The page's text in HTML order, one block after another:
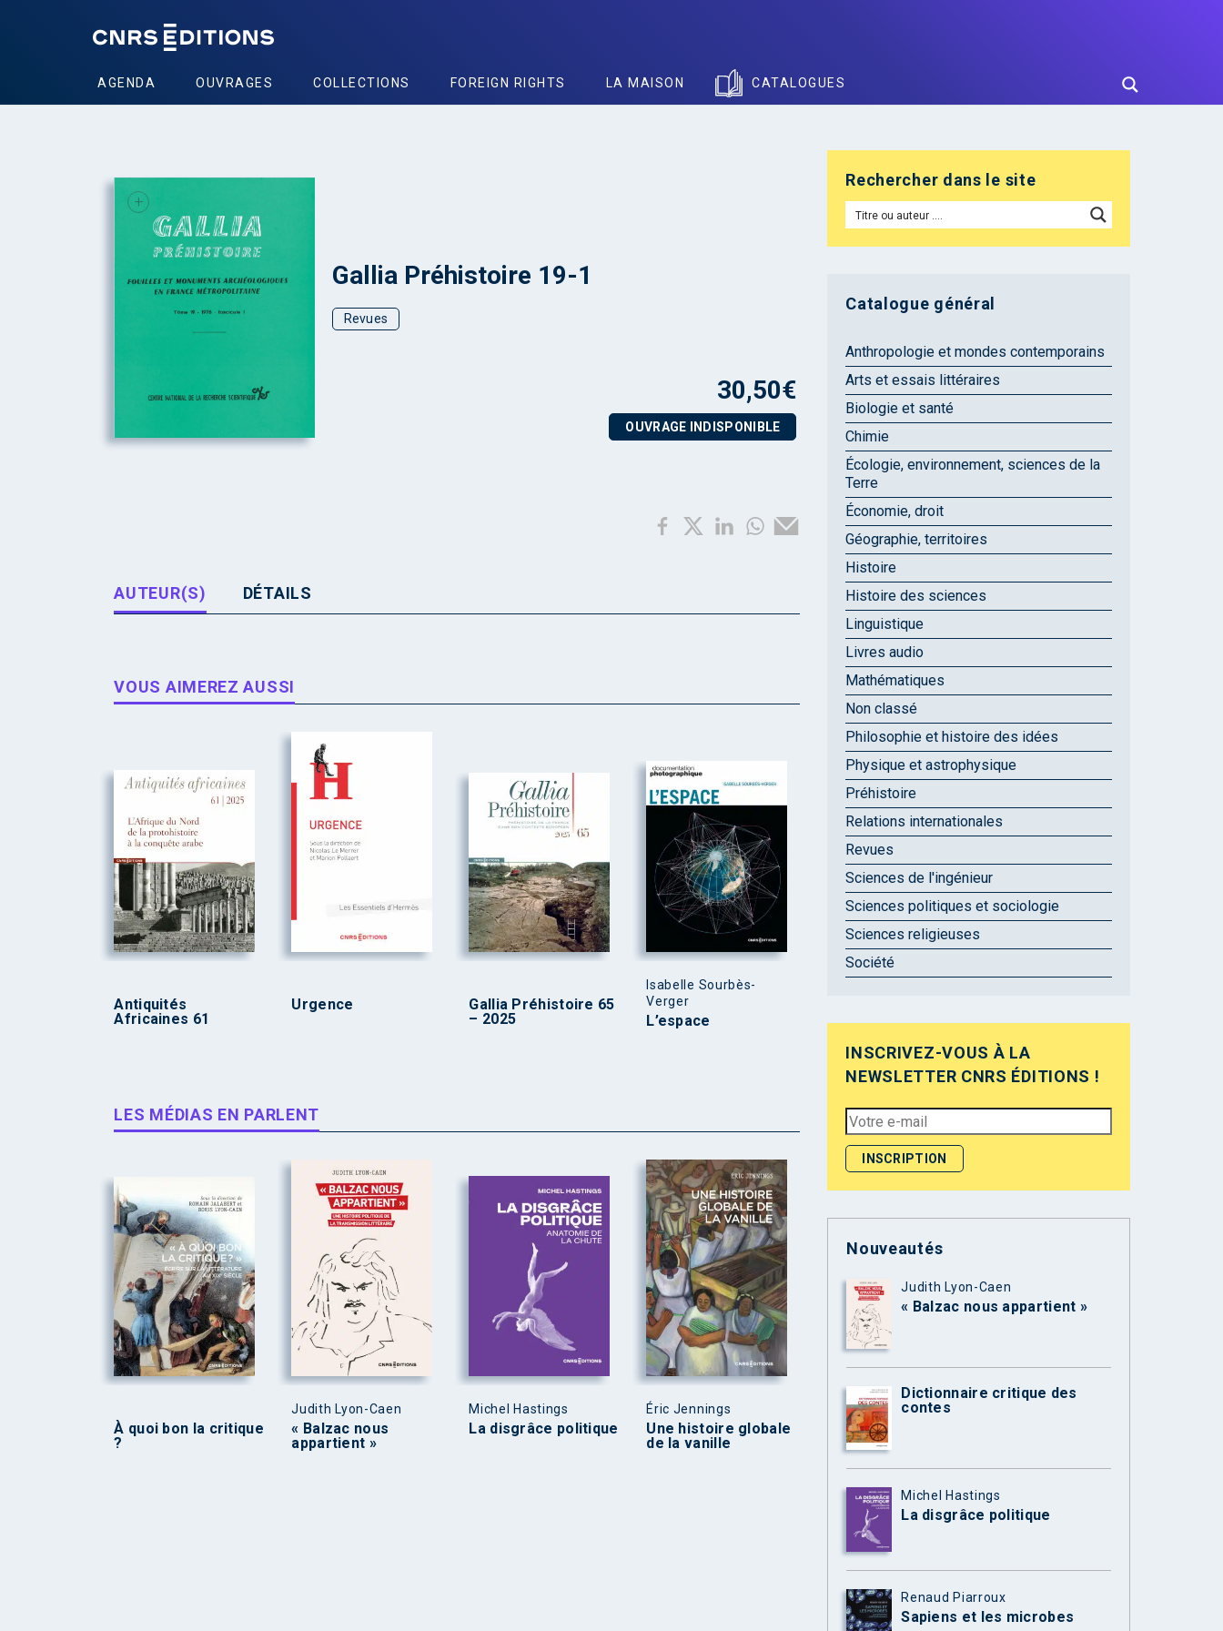
AGENDA OUVRAGES COLLECTIONS FOREIGN RIGHTS LA MAISON CATALOGUES
+
Gallia Préhistoire 19-1
Revues
30,50€
OUVRAGE INDISPONIBLE
AUTEUR(S) DÉTAILS
VOUS AIMEREZ AUSSI
Antiquités
Africaines 61
Urgence
Gallia Préhistoire 65
– 2025
Isabelle Sourbès-
Verger
L’espace
LES MÉDIAS EN PARLENT
À quoi bon la critique
?
Judith Lyon-Caen
« Balzac nous
appartient »
Michel Hastings
La disgrâce politique
Éric Jennings
Une histoire globale
de la vanille
Rechercher dans le site
Catalogue général
Anthropologie et mondes contemporains
Arts et essais littéraires
Biologie et santé
Chimie
Écologie, environnement, sciences de la
Terre
Économie, droit
Géographie, territoires
Histoire
Histoire des sciences
Linguistique
Livres audio
Mathématiques
Non classé
Philosophie et histoire des idées
Physique et astrophysique
Préhistoire
Relations internationales
Revues
Sciences de l'ingénieur
Sciences politiques et sociologie
Sciences religieuses
Société
INSCRIVEZ-VOUS À LA
NEWSLETTER CNRS ÉDITIONS !
Nouveautés
Judith Lyon-Caen
« Balzac nous appartient »
Dictionnaire critique des
contes
Michel Hastings
La disgrâce politique
Renaud Piarroux
Sapiens et les microbes